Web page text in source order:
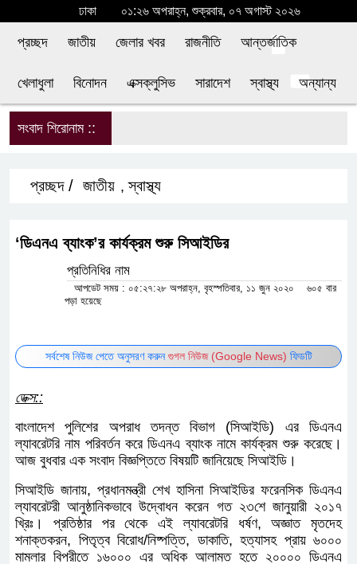
ঢাকা ০১:২৬ অপরাহ্ন, শুক্রবার, ০৭ অগাস্ট ২০২৬
প্রচ্ছদ জাতীয় জেলার খবর রাজনীতি আন্তর্জাতিক
খেলাধুলা বিনোদন এক্সক্লুসিভ সারাদেশ স্বাস্থ্য
অন্যান্য
সংবাদ শিরোনাম ::
প্রচ্ছদ / জাতীয় ,স্বাস্থ্য
‘ডিএনএ ব্যাংক’র কার্যক্রম শুরু সিআইডির
আপডেট সময় : ০৫:২৭:২৮ অপরাহ্ন, বৃহস্পতিবার, ১১ জুন ২০২০ ৬০৫
বার পড়া হয়েছে
ডেক্স::
বাংলাদেশ পুলিশের অপরাধ তদন্ত বিভাগ (সিআইডি) এর ডিএনএ
ল্যাবরেটরি নাম পরিবর্তন করে ডিএনএ ব্যাংক নামে কার্যক্রম শুরু
করেছে। আজ বুধবার এক সংবাদ বিজ্ঞপ্তিতে বিষয়টি জানিয়েছে
সিআইডি।